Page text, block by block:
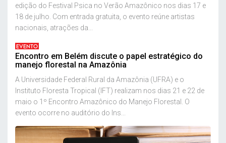
edição do Festival Psica no Verão Amazônico nos dias 17 e
18 de julho. Com entrada gratuita, o evento reúne artistas
nacionais, atrações da...
EVENTO
Encontro em Belém discute o papel estratégico do
manejo florestal na Amazônia
A Universidade Federal Rural da Amazônia (UFRA) e o
Instituto Floresta Tropical (IFT) realizam nos dias 21 e 22 de
maio o 1º Encontro Amazônico do Manejo Florestal. O
evento ocorre no auditório do Ins...